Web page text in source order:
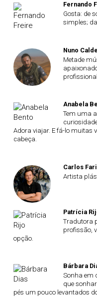
Fernando
Gosta: de
simples;
Nuno
Metade
profissional.
Anabela
Tem uma
Adora viajar. E fá-lo muitas
cabeça.
Carlos
Artista
Patrícia
Tradutora
profissão,
opção.
Bárbara
Sonha em
que
pés um pouco levantados